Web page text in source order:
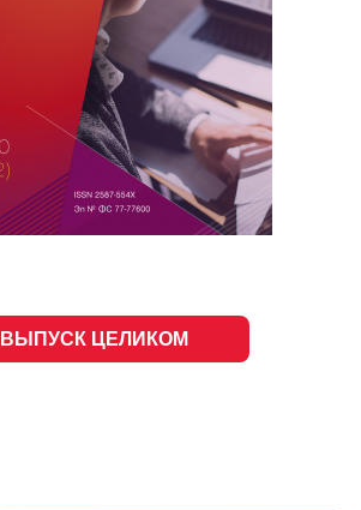
ЦЕЛИКОМ